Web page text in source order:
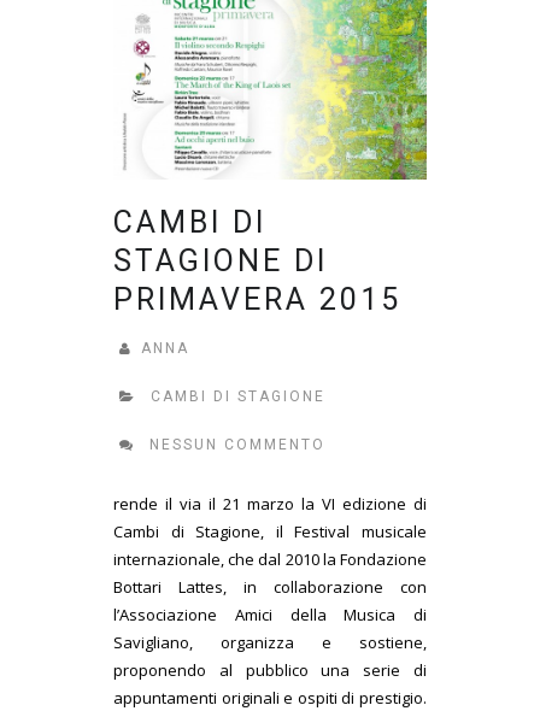
CAMBI DI
STAGIONE DI
PRIMAVERA 2015
ANNA
CAMBI DI STAGIONE
NESSUN COMMENTO
rende il via il 21 marzo la VI edizione di
Cambi di Stagione, il Festival musicale
internazionale, che dal 2010 la Fondazione
Bottari Lattes, in collaborazione con
l’Associazione Amici della Musica di
Savigliano, organizza e sostiene,
proponendo al pubblico una serie di
appuntamenti originali e ospiti di prestigio.